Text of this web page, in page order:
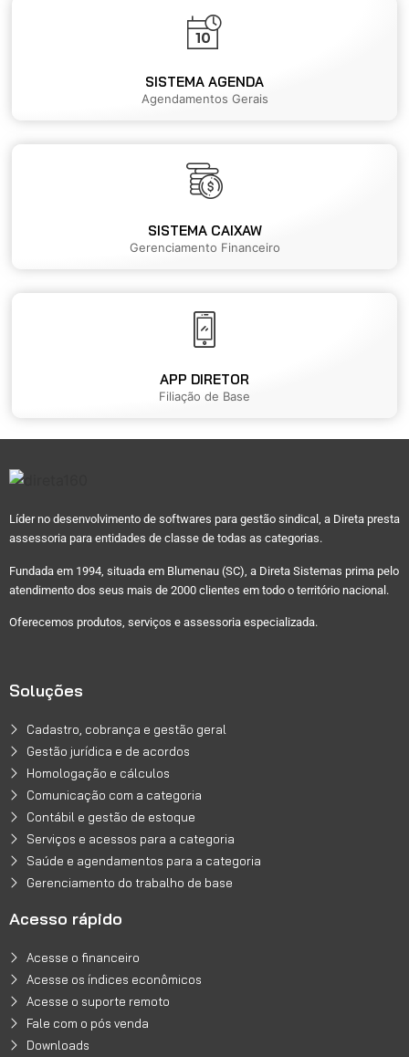
SISTEMA AGENDA
Agendamentos Gerais
SISTEMA CAIXAW
Gerenciamento Financeiro
APP DIRETOR
Filiação de Base
Líder no desenvolvimento de softwares para gestão sindical, a Direta presta
assessoria para entidades de classe de todas as categorias.
Fundada em 1994, situada em Blumenau (SC), a Direta Sistemas prima pelo
atendimento dos seus mais de 2000 clientes em todo o território nacional.
Oferecemos produtos, serviços e assessoria especializada.
Soluções
Cadastro, cobrança e gestão geral
Gestão jurídica e de acordos
Homologação e cálculos
Comunicação com a categoria
Contábil e gestão de estoque
Serviços e acessos para a categoria
Saúde e agendamentos para a categoria
Gerenciamento do trabalho de base
Acesso rápido
Acesse o financeiro
Acesse os índices econômicos
Acesse o suporte remoto
Fale com o pós venda
Downloads